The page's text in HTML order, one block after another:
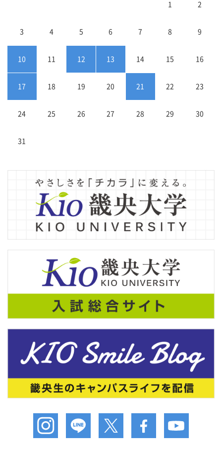
1 2
3 4 5 6 7 8 9
10 11 12 13 14 15 16
17 18 19 20 21 22 23
24 25 26 27 28 29 30
31